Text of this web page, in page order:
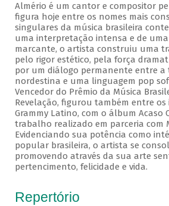
Almério é um cantor e compositor
figura hoje entre os nomes mais
singulares da música brasileira
uma interpretação intensa e de
marcante, o artista construiu uma
pelo rigor estético, pela força
por um diálogo permanente entre a
nordestina e uma linguagem pop
Vencedor do Prêmio da Música
Revelação, figurou também entre os
Grammy Latino, com o álbum Acaso
trabalho realizado em parceria com
Evidenciando sua potência como
popular brasileira, o artista se
promovendo através da sua arte
pertencimento, felicidade e vida.
Repertório